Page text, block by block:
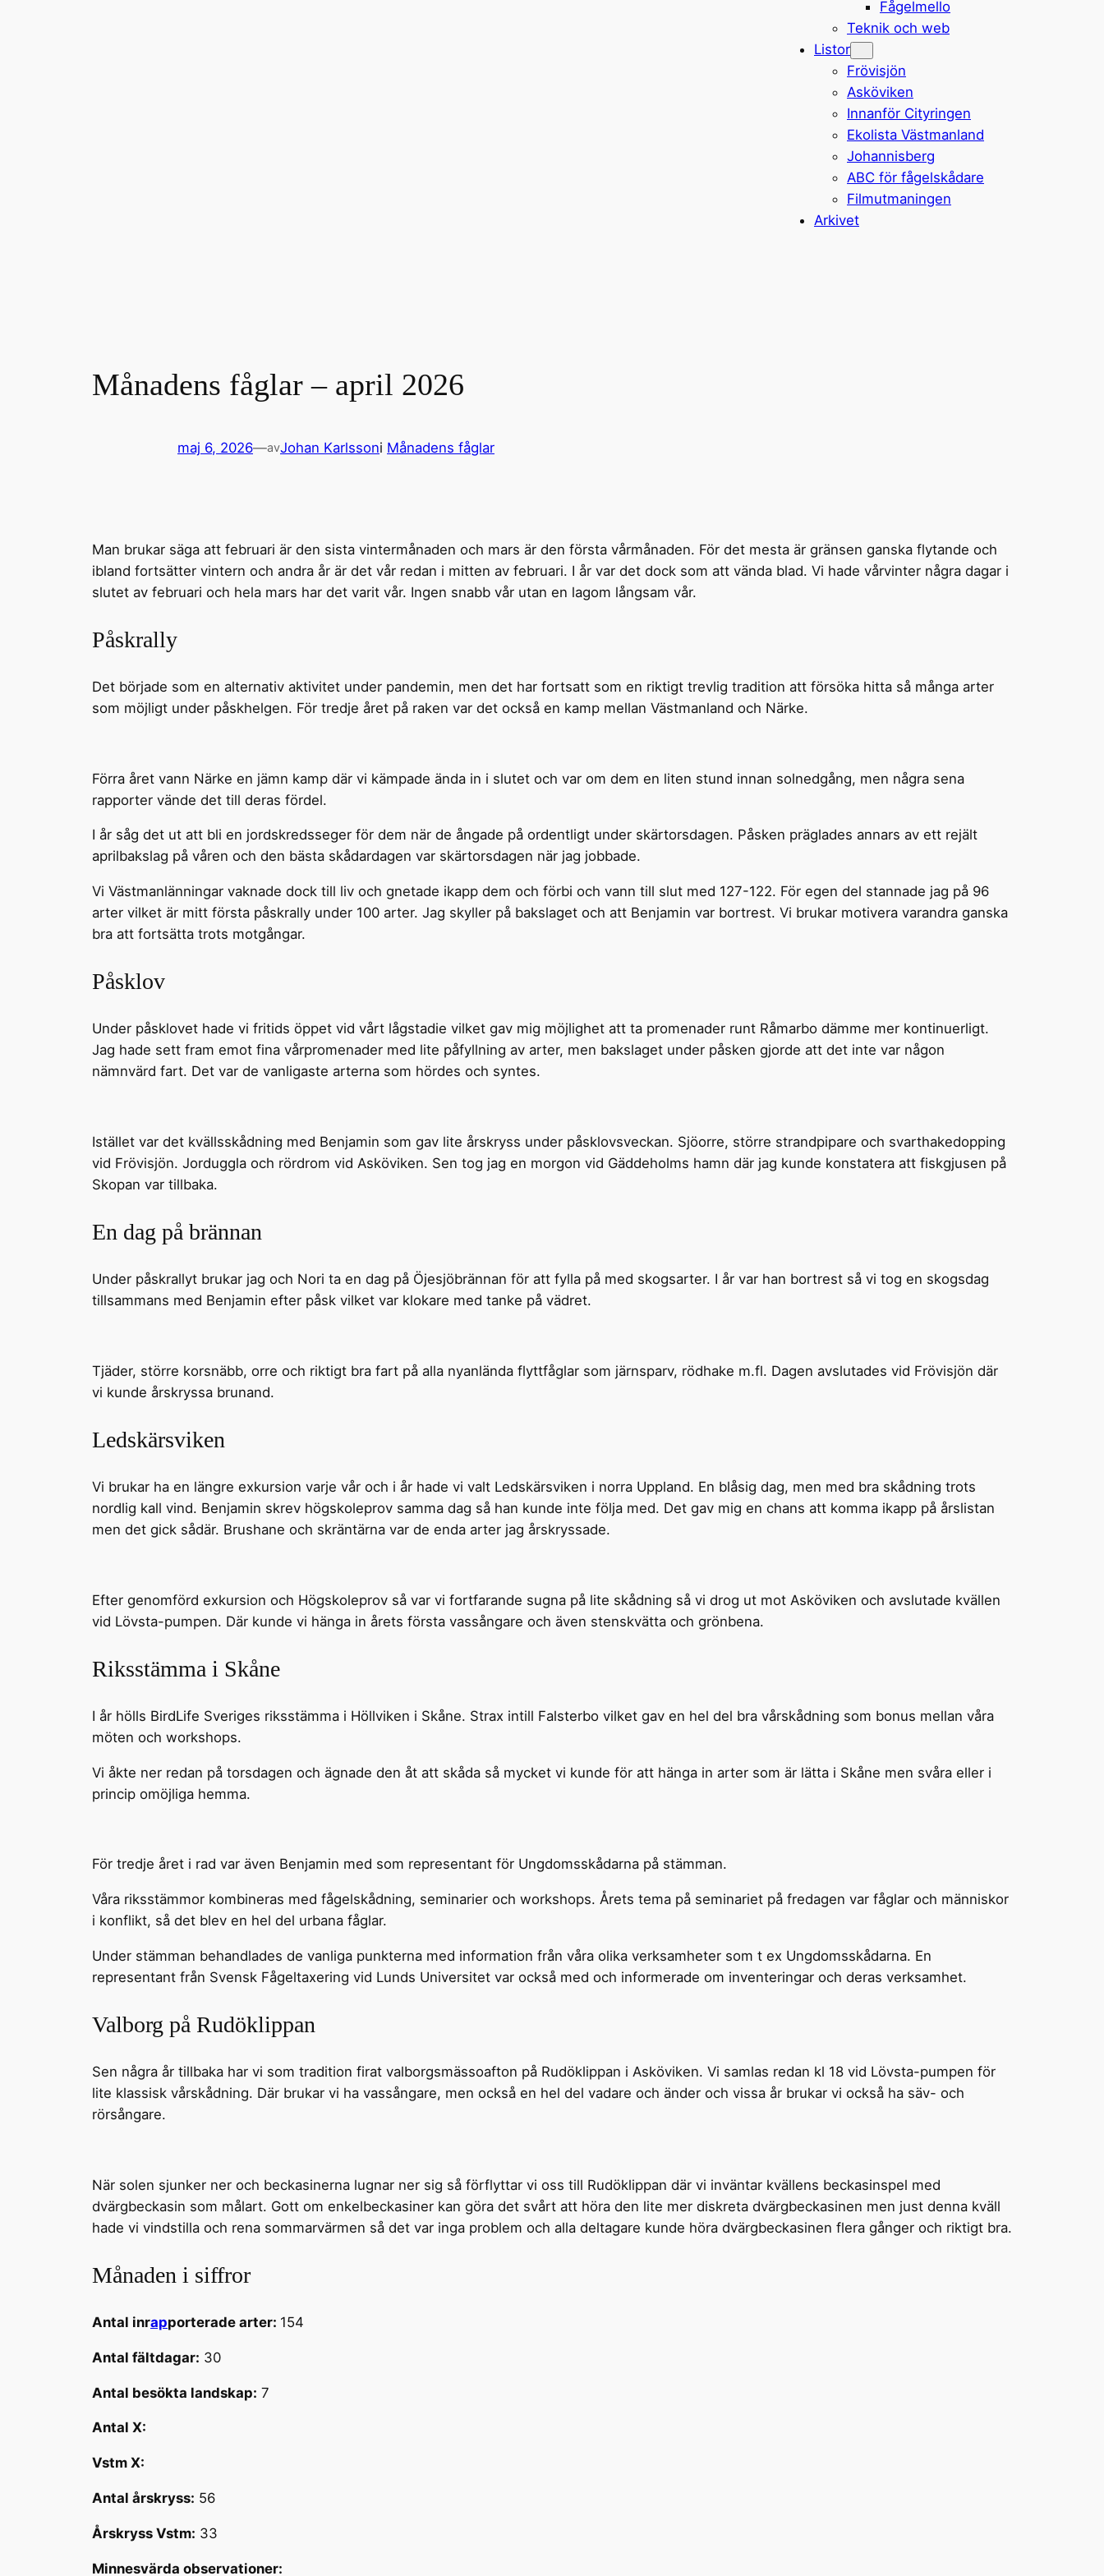
Fågelmello
Teknik och web
Listor
Frövisjön
Asköviken
Innanför Cityringen
Ekolista Västmanland
Johannisberg
ABC för fågelskådare
Filmutmaningen
Arkivet
Månadens fåglar – april 2026
maj 6, 2026—avJohan Karlssoni Månadens fåglar
Man brukar säga att februari är den sista vintermånaden och mars är den första vårmånaden. För det mesta är gränsen ganska flytande och
ibland fortsätter vintern och andra år är det vår redan i mitten av februari. I år var det dock som att vända blad. Vi hade vårvinter några dagar i
slutet av februari och hela mars har det varit vår. Ingen snabb vår utan en lagom långsam vår.
Påskrally
Det började som en alternativ aktivitet under pandemin, men det har fortsatt som en riktigt trevlig tradition att försöka hitta så många arter
som möjligt under påskhelgen. För tredje året på raken var det också en kamp mellan Västmanland och Närke.
Förra året vann Närke en jämn kamp där vi kämpade ända in i slutet och var om dem en liten stund innan solnedgång, men några sena
rapporter vände det till deras fördel.
I år såg det ut att bli en jordskredsseger för dem när de ångade på ordentligt under skärtorsdagen. Påsken präglades annars av ett rejält
aprilbakslag på våren och den bästa skådardagen var skärtorsdagen när jag jobbade.
Vi Västmanlänningar vaknade dock till liv och gnetade ikapp dem och förbi och vann till slut med 127-122. För egen del stannade jag på 96
arter vilket är mitt första påskrally under 100 arter. Jag skyller på bakslaget och att Benjamin var bortrest. Vi brukar motivera varandra ganska
bra att fortsätta trots motgångar.
Påsklov
Under påsklovet hade vi fritids öppet vid vårt lågstadie vilket gav mig möjlighet att ta promenader runt Råmarbo dämme mer kontinuerligt.
Jag hade sett fram emot fina vårpromenader med lite påfyllning av arter, men bakslaget under påsken gjorde att det inte var någon
nämnvärd fart. Det var de vanligaste arterna som hördes och syntes.
Istället var det kvällsskådning med Benjamin som gav lite årskryss under påsklovsveckan. Sjöorre, större strandpipare och svarthakedopping
vid Frövisjön. Jorduggla och rördrom vid Asköviken. Sen tog jag en morgon vid Gäddeholms hamn där jag kunde konstatera att fiskgjusen på
Skopan var tillbaka.
En dag på brännan
Under påskrallyt brukar jag och Nori ta en dag på Öjesjöbrännan för att fylla på med skogsarter. I år var han bortrest så vi tog en skogsdag
tillsammans med Benjamin efter påsk vilket var klokare med tanke på vädret.
Tjäder, större korsnäbb, orre och riktigt bra fart på alla nyanlända flyttfåglar som järnsparv, rödhake m.fl. Dagen avslutades vid Frövisjön där
vi kunde årskryssa brunand.
Ledskärsviken
Vi brukar ha en längre exkursion varje vår och i år hade vi valt Ledskärsviken i norra Uppland. En blåsig dag, men med bra skådning trots
nordlig kall vind. Benjamin skrev högskoleprov samma dag så han kunde inte följa med. Det gav mig en chans att komma ikapp på årslistan
men det gick sådär. Brushane och skräntärna var de enda arter jag årskryssade.
Efter genomförd exkursion och Högskoleprov så var vi fortfarande sugna på lite skådning så vi drog ut mot Asköviken och avslutade kvällen
vid Lövsta-pumpen. Där kunde vi hänga in årets första vassångare och även stenskvätta och grönbena.
Riksstämma i Skåne
I år hölls BirdLife Sveriges riksstämma i Höllviken i Skåne. Strax intill Falsterbo vilket gav en hel del bra vårskådning som bonus mellan våra
möten och workshops.
Vi åkte ner redan på torsdagen och ägnade den åt att skåda så mycket vi kunde för att hänga in arter som är lätta i Skåne men svåra eller i
princip omöjliga hemma.
För tredje året i rad var även Benjamin med som representant för Ungdomsskådarna på stämman.
Våra riksstämmor kombineras med fågelskådning, seminarier och workshops. Årets tema på seminariet på fredagen var fåglar och människor
i konflikt, så det blev en hel del urbana fåglar.
Under stämman behandlades de vanliga punkterna med information från våra olika verksamheter som t ex Ungdomsskådarna. En
representant från Svensk Fågeltaxering vid Lunds Universitet var också med och informerade om inventeringar och deras verksamhet.
Valborg på Rudöklippan
Sen några år tillbaka har vi som tradition firat valborgsmässoafton på Rudöklippan i Asköviken. Vi samlas redan kl 18 vid Lövsta-pumpen för
lite klassisk vårskådning. Där brukar vi ha vassångare, men också en hel del vadare och änder och vissa år brukar vi också ha säv- och
rörsångare.
När solen sjunker ner och beckasinerna lugnar ner sig så förflyttar vi oss till Rudöklippan där vi inväntar kvällens beckasinspel med
dvärgbeckasin som målart. Gott om enkelbeckasiner kan göra det svårt att höra den lite mer diskreta dvärgbeckasinen men just denna kväll
hade vi vindstilla och rena sommarvärmen så det var inga problem och alla deltagare kunde höra dvärgbeckasinen flera gånger och riktigt bra.
Månaden i siffror
Antal inrapporterade arter: 154
Antal fältdagar: 30
Antal besökta landskap: 7
Antal X:
Vstm X:
Antal årskryss: 56
Årskryss Vstm: 33
Minnesvärda observationer: